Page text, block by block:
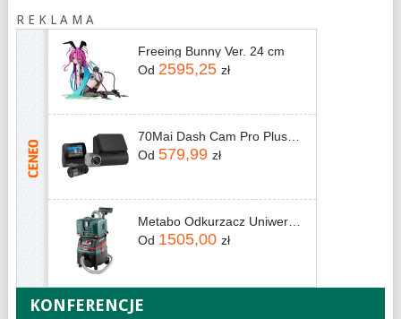
R E K L A M A
Freeing Bunny Ver. 24 cm
Od 2595,25 zł
70Mai Dash Cam Pro Plus+ A500S + Rc06
Od 579,99 zł
Metabo Odkurzacz Uniwersalny 1400W Asr 25L Sc
Od 1505,00 zł
KONFERENCJE